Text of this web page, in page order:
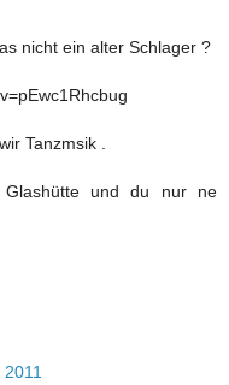
nicht ein alter Schlager ?
Tanzmsik .
und du nur ne
2011